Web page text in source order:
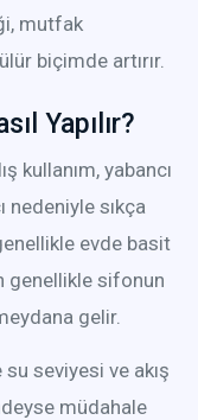
mutfak
biçimde artırır.
Yapılır?
kullanım, yabancı
nedeniyle sıkça
evde basit
genellikle sifonun
gelir.
su seviyesi ve akış
müdahale